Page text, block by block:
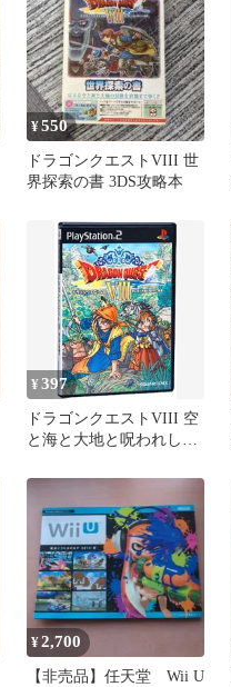
¥550
ドラゴンクエストVIII 世
界探索の書 3DS攻略本
¥397
ドラゴンクエストVIII 空
と海と大地と呪われし姫
¥2,700
【非売品】任天堂 Wii U